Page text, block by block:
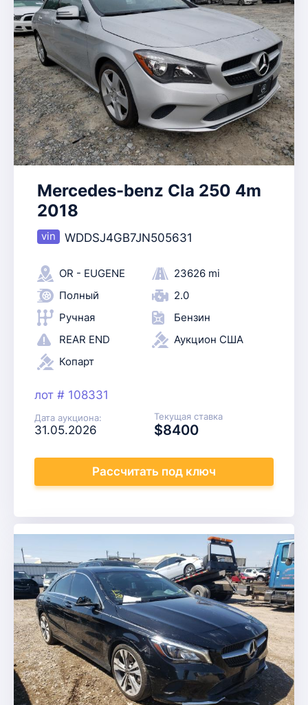
Mercedes-benz Cla 250 4m
2018
WDDSJ4GB7JN505631
OR - EUGENE
23626 mi
Полный
2.0
Ручная
Бензин
REAR END
Аукцион США
Копарт
лот # 108331
Дата аукциона:
31.05.2026
Текущая ставка
$8400
Рассчитать под ключ